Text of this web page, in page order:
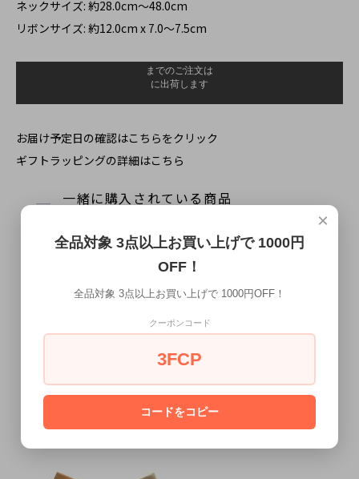
ネックサイズ: 約28.0cm～48.0cm
リボンサイズ: 約12.0cm x 7.0～7.5cm
お届け予定日の確認はこちらをクリック
ギフトラッピングの詳細はこちら
一緒に購入されている商品
ベージュ オレンジブラウン 無地 変
形 蝶ネクタイ ボウタイ 簡易装着タ
イプ
ブラウン オレンジブラウン 無地 変
形 蝶ネクタイ ボウタイ 簡易装着タ
イプ
3,080円
×
全品対象 3点以上お買い上げで 1000円
OFF！
全品対象 3点以上お買い上げで 1000円OFF！
クーポンコード
3FCP
コードをコピー